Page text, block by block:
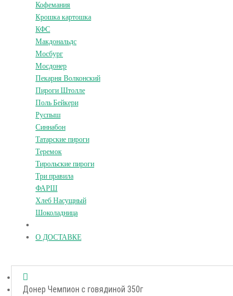
Кофемания
Крошка картошка
КФС
Макдональдс
Мосбург
Мосдонер
Пекарня Волконский
Пироги Штолле
Поль Бейкери
Руспыш
Синнабон
Татарские пироги
Теремок
Тирольские пироги
Три правила
ФАРШ
Хлеб Насущный
Шоколадница
О ДОСТАВКЕ
Донер Чемпион с говядиной 350г